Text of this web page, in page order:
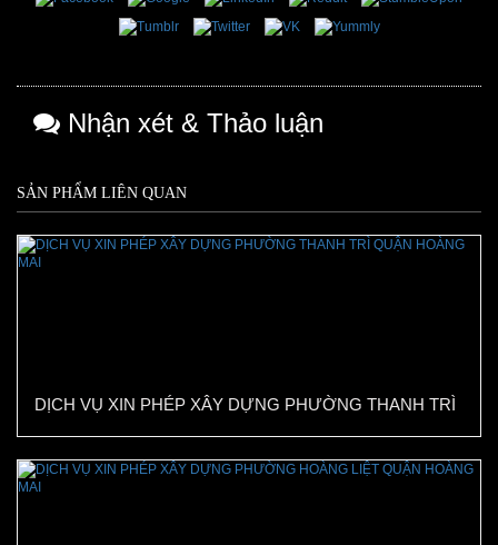
Nhận xét & Thảo luận
SẢN PHẨM LIÊN QUAN
DỊCH VỤ XIN PHÉP XÂY DỰNG PHƯỜNG THANH TRÌ